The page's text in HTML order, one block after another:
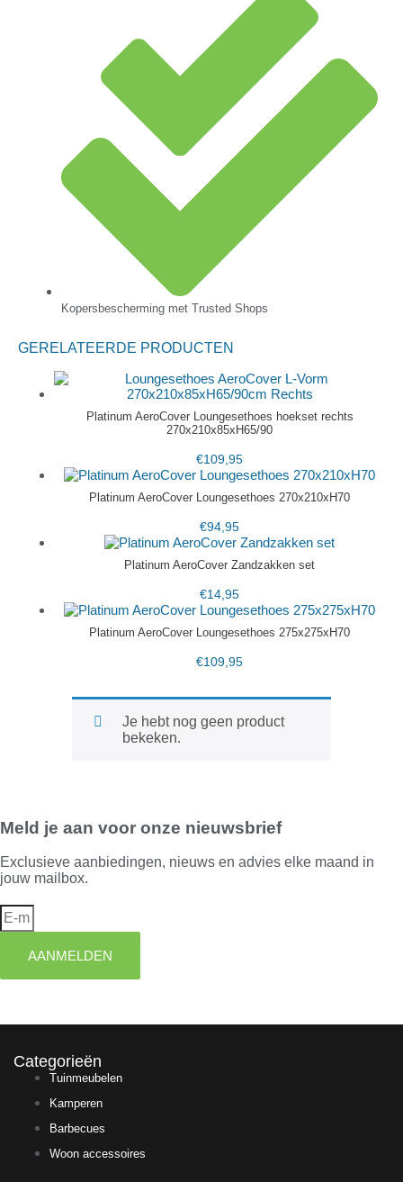
Kopersbescherming met Trusted Shops
GERELATEERDE PRODUCTEN
Platinum AeroCover Loungesethoes hoekset rechts
270x210x85xH65/90
€109,95
Platinum AeroCover Loungesethoes 270x210xH70
€94,95
Platinum AeroCover Zandzakken set
€14,95
Platinum AeroCover Loungesethoes 275x275xH70
€109,95
Je hebt nog geen product
bekeken.
Meld je aan voor onze nieuwsbrief
Exclusieve aanbiedingen, nieuws en advies elke maand in
jouw mailbox.
AANMELDEN
Categorieën
Tuinmeubelen
Kamperen
Barbecues
Woon accessoires